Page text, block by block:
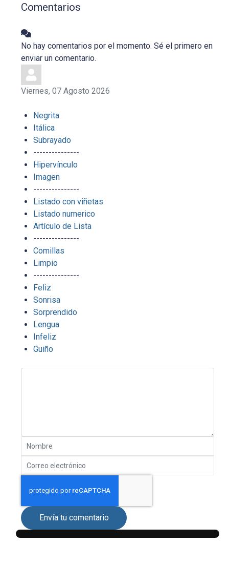
Comentarios
No hay comentarios por el momento. Sé el primero en
enviar un comentario.
Viernes, 07 Agosto 2026
Negrita
Itálica
Subrayado
---------------
Hipervínculo
Imagen
---------------
Listado con viñetas
Listado numerico
Artículo de Lista
---------------
Comillas
Limpio
---------------
Feliz
Sonrisa
Sorprendido
Lengua
Infeliz
Guiño
Envía tu comentario